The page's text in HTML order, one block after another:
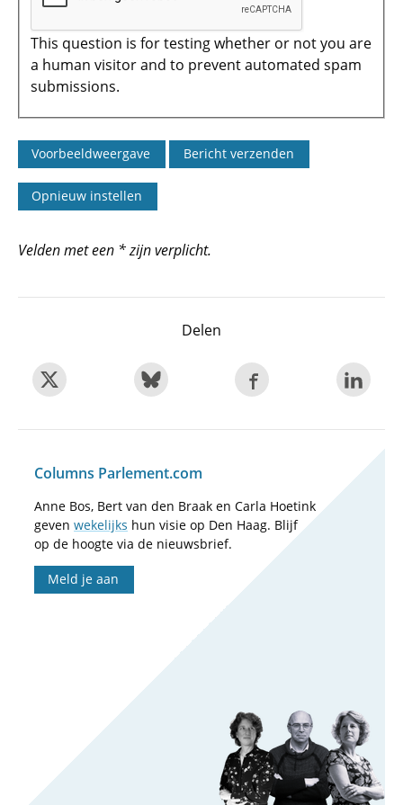
This question is for testing whether or not you are
a human visitor and to prevent automated spam
submissions.
Velden met een * zijn verplicht.
Delen
Columns Parlement.com
Anne Bos, Bert van den Braak en Carla Hoetink
geven wekelijks hun visie op Den Haag. Blijf
op de hoogte via de nieuwsbrief.
Meld je aan